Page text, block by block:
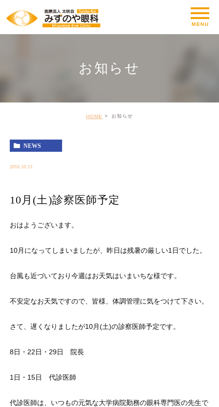
お知らせ
HOME お知らせ
NEWS
2016.10.13
10月(土)診察医師予定
おはようございます。
10月になってしまいましたが、昨日は残暑の厳しい1日でした。
台風も近づいており今週はお天気はいまいちな様です。
不安定なお天気ですので、皆様、体調管理に気をつけて下さい。
さて、遅くなりましたが10月(土)の診察医師予定です。
8日・22日・29日 院長
1日・15日 代診医師
代診医師は、いつもの元気な大学病院勤務の眼科専門医の先生で